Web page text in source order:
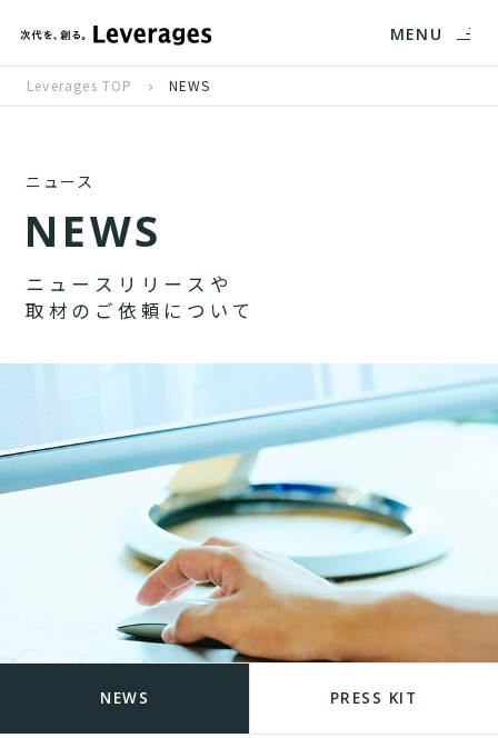
MENU
Leverages TOP NEWS
ニュース
NEWS
ニ ュ ー ス リ リ ー ス や
取 材 の ご 依 頼 に つ い て
NEWS PRESS KIT